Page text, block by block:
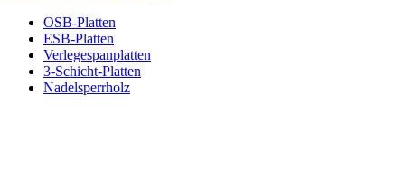
OSB-Platten
ESB-Platten
Verlegespanplatten
3-Schicht-Platten
Nadelsperrholz